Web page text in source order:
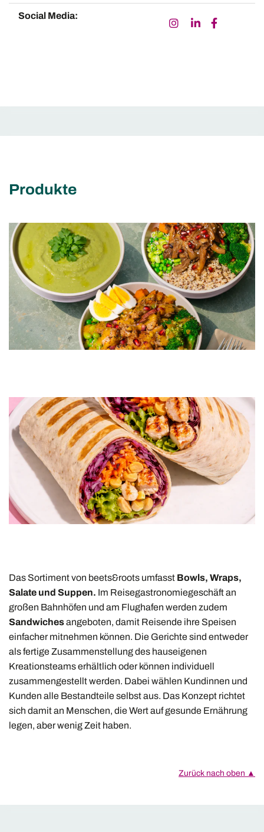
Social Media:
Produkte
Das Sortiment von beets&roots umfasst Bowls, Wraps,
Salate und Suppen. Im Reisegastronomiegeschäft an
großen Bahnhöfen und am Flughafen werden zudem
Sandwichesangeboten, damit Reisende ihre Speisen
einfacher mitnehmen können. Die Gerichte sind entweder
als fertige Zusammenstellung des hauseigenen
Kreationsteams erhältlich oder können individuell
zusammengestellt werden. Dabei wählen Kundinnen und
Kunden alle Bestandteile selbst aus. Das Konzept richtet
sich damit an Menschen, die Wert auf gesunde Ernährung
legen, aber wenig Zeit haben.
Zurück nach oben ▲